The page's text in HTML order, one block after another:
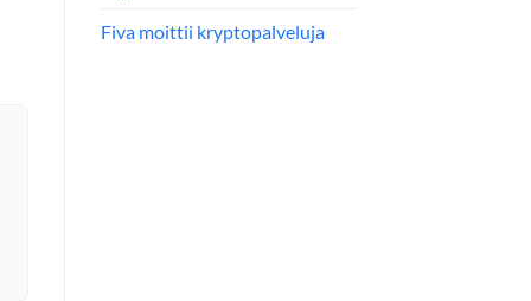
Fiva moittii kryptopalveluja